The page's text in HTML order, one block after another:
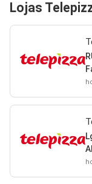
Lojas